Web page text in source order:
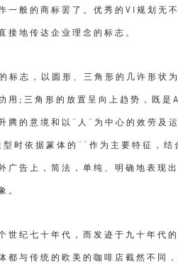
一般的商标罢了。优秀的VI规划无
接地传达企业理念的标志。
标志，以圆形、三角形的几许形状
用;三角形的放置呈向上趋势，既
腾的意境和以“人”为中心的效劳及
型时依据篆体的“”作为主要特征，
广告上，简法，单纯、明确地表现
。
世纪七十年代，而发迹于九十年代
都与传统的欧美的咖啡店截然不同